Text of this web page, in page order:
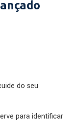
do seu
para identificar